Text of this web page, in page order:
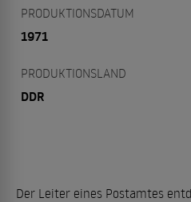
PRODUKTIONSDATUM
1971
PRODUKTIONSLAND
DDR
Der Leiter eines Postamtes